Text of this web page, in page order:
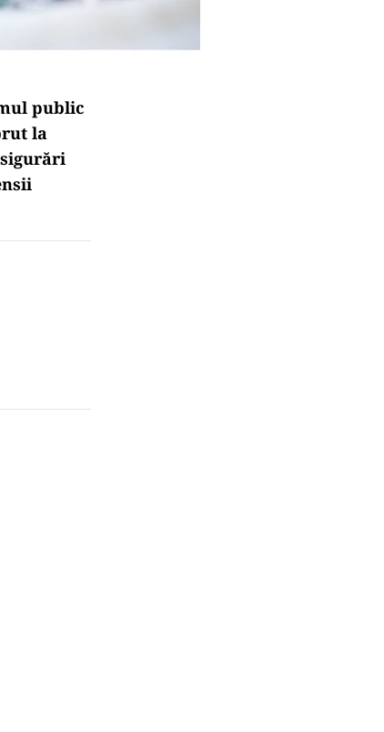
public
la